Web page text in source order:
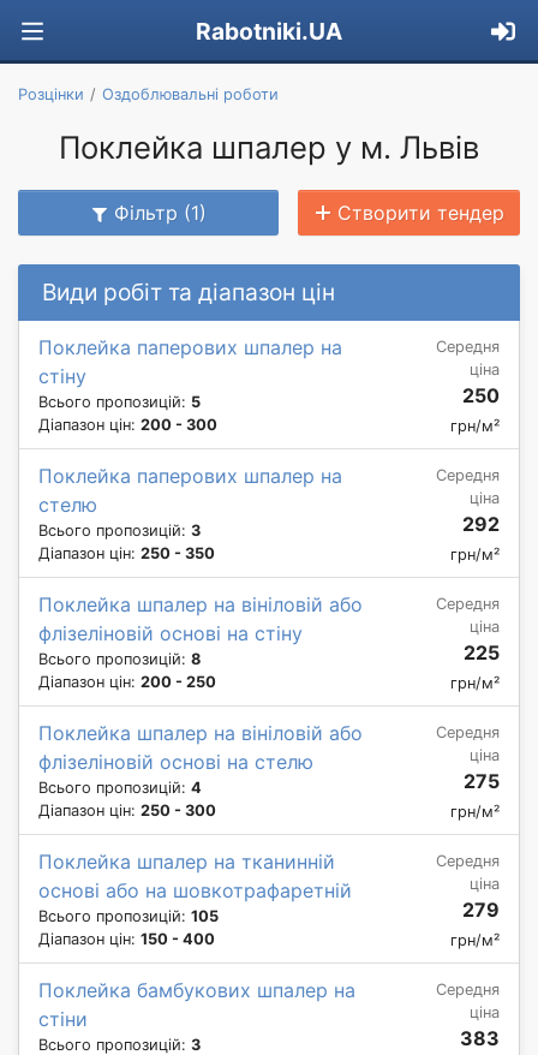
Rabotniki.UA
Розцінки Оздоблювальні роботи
Поклейка шпалер у м. Львів
Фільтр (1) Створити тендер
Види робіт та діапазон цін
Поклейка паперових шпалер на
стіну
Всього пропозицій: 5
Діапазон цін: 200 - 300
Середня
ціна
250
грн/м²
Поклейка паперових шпалер на
стелю
Всього пропозицій: 3
Діапазон цін: 250 - 350
Середня
ціна
292
грн/м²
Поклейка шпалер на вініловій або
флізеліновій основі на стіну
Всього пропозицій: 8
Діапазон цін: 200 - 250
Середня
ціна
225
грн/м²
Поклейка шпалер на вініловій або
флізеліновій основі на стелю
Всього пропозицій: 4
Діапазон цін: 250 - 300
Середня
ціна
275
грн/м²
Поклейка шпалер на тканинній
основі або на шовкотрафаретній
Всього пропозицій: 105
Діапазон цін: 150 - 400
Середня
ціна
279
грн/м²
Поклейка бамбукових шпалер на
стіни
Всього пропозицій: 3
Середня
ціна
383